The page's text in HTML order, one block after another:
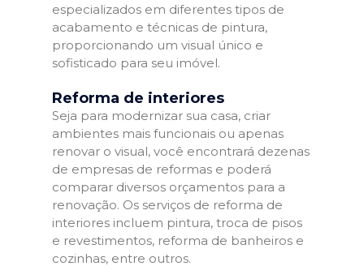
especializados em diferentes tipos de
acabamento e técnicas de pintura,
proporcionando um visual único e
sofisticado para seu imóvel.
Reforma de interiores
Seja para modernizar sua casa, criar
ambientes mais funcionais ou apenas
renovar o visual, você encontrará dezenas
de empresas de reformas e poderá
comparar diversos orçamentos para a
renovação. Os serviços de reforma de
interiores incluem pintura, troca de pisos
e revestimentos, reforma de banheiros e
cozinhas, entre outros.